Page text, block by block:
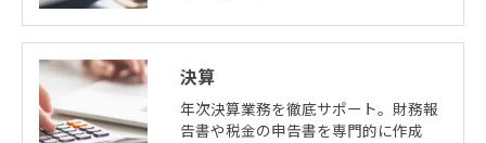
決算
年次決算業務を徹底サポート。財務報
告書や税金の申告書を専門的に作成